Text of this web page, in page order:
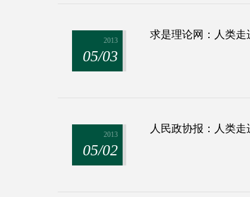
2013
05/03
求是理论网：人类走
2013
05/02
人民政协报：人类